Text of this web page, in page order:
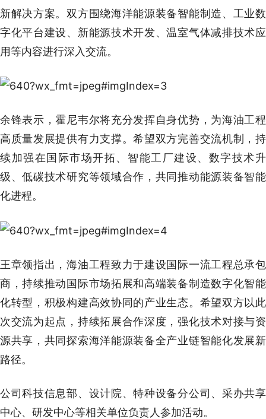
新解决方案。双方围绕海洋能源装备智能制造、工业数
字化平台建设、新能源技术开发、温室气体减排技术应
用等内容进行深入交流。
余锋表示，霍尼韦尔将充分发挥自身优势，为海油工程
高质量发展提供有力支撑。希望双方完善交流机制，持
续加强在国际市场开拓、智能工厂建设、数字技术升
级、低碳技术研究等领域合作，共同推动能源装备智能
化进程。
王章领指出，海油工程致力于建设国际一流工程总承包
商，持续推动国际市场拓展和高端装备制造数字化智能
化转型，积极构建高效协同的产业生态。希望双方以此
次交流为起点，持续拓展合作深度，强化技术对接与资
源共享，共同探索海洋能源装备全产业链智能化发展新
路径。
公司科技信息部、设计院、特种设备分公司、采办共享
中心、研发中心等相关单位负责人参加活动。